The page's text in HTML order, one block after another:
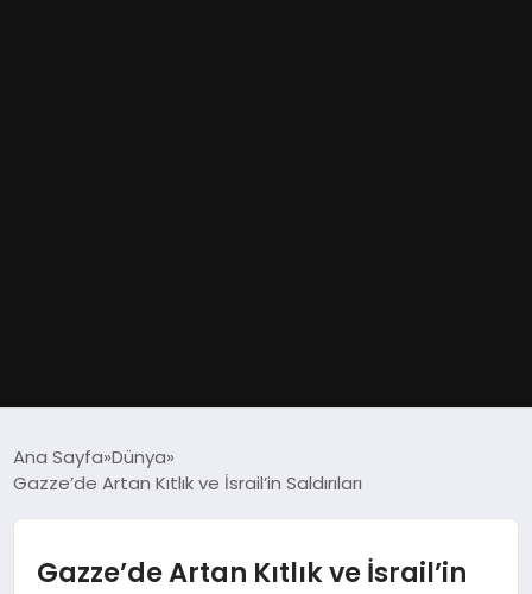
EĞITIM
Ana Sayfa Dünya
Gazze’de Artan Kıtlık ve İsrail’in Saldırıları
Gazze’de Artan Kıtlık ve İsrail’in